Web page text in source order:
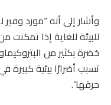
وأشار إلى أنه “مورد
للبيئة للغاية إذا تمكنت
خضرة بكثير من
تسبب أضرارًا بيئية كبيرة
حرقها”.